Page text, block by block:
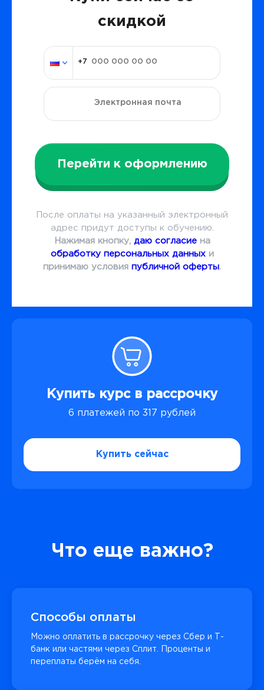
скидкой
Перейти к оформлению
После оплаты на указанный электронный
адрес придут доступы к обучению.
Нажимая кнопку, даю согласиена
обработку персональных данныхи
принимаю условия публичной оферты.
Купить курс в рассрочку
6 платежей по 317 рублей
Купить сейчас
Что еще важно?
Способы оплаты
Можно оплатить в рассрочку через Сбер и Т-
банк или частями через Сплит. Проценты и
переплаты берём на себя.